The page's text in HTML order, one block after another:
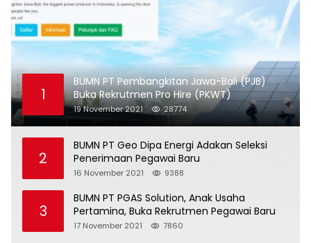
1
BUMN PT Pembangkitan Jawa-Bali (PJB)
Buka Rekrutmen Pro Hire (PKWT)
19 November 2021 28774
2
BUMN PT Geo Dipa Energi Adakan Seleksi
Penerimaan Pegawai Baru
16 November 2021 9388
3
BUMN PT PGAS Solution, Anak Usaha
Pertamina, Buka Rekrutmen Pegawai Baru
17 November 2021 7860